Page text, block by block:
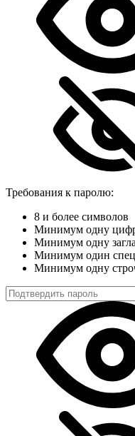
Требования к паролю:
8 и более символов
Минимум одну
Минимум одну
Минимум один
Минимум одну